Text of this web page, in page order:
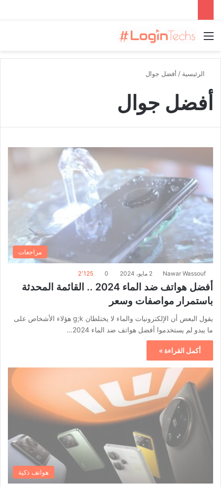
القائمة
الرئيسية / أفضل جوال
أفضل جوال
مراجعات
Nawar Wassouf 2 مايو، 2024 0 2٬125
أفضل هواتف ضد الماء 2024 .. القائمة المحدثة
باستمرار مواصفات وسعر
يقول البعض أن الإلكترونيات والماء لا يختلطان g;k هؤلاء الأشخاص على
ما يبدو لم يستخدموا أفضل هواتف ضد الماء 2024…
أكمل القراءة »
هواتف ذكية